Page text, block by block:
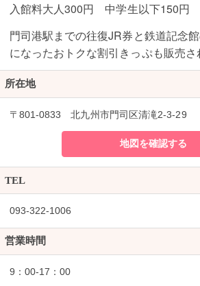
入館料大人300円 中学生以下150円
門司港駅までの往復JR券と鉄道記念
になったおトクな割引きっぷも販売さ
所在地
〒801-0833 北九州市門司区清滝2-3-29
地図を確認する
TEL
093-322-1006
営業時間
9：00-17：00